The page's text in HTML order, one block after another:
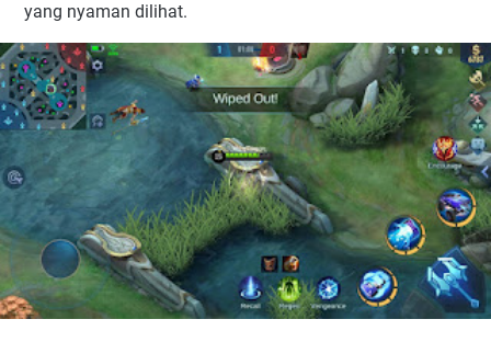
yang nyaman dilihat.